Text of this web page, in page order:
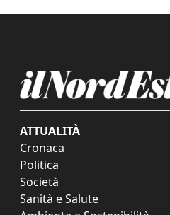
ATTUALITÀ
Cronaca
Politica
Società
Sanità e Salute